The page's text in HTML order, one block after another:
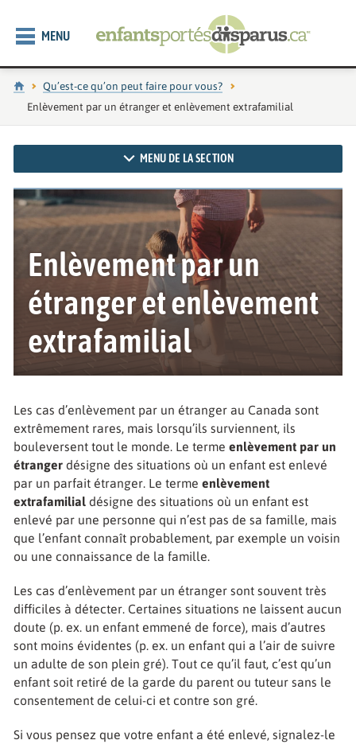
MENU
Accueil
Qu’est-ce qu’on peut faire pour vous?
Page actuelle :
Enlèvement par un étranger et enlèvement extrafamilial
MENU DE LA SECTION
Enlèvement par un
étranger et enlèvement
extrafamilial
Les cas d’enlèvement par un étranger au Canada sont
extrêmement rares, mais lorsqu’ils surviennent, ils
bouleversent tout le monde. Le termeenlèvement par un
étranger désigne des situations où un enfant est enlevé
par un parfait étranger. Le termeenlèvement
extrafamilial désigne des situations où un enfant est
enlevé par une personne qui n’est pas de sa famille, mais
que l’enfant connaît probablement, par exemple un voisin
ou une connaissance de la famille.
Les cas d’enlèvement par un étranger sont souvent très
difficiles à détecter. Certaines situations ne laissent aucun
doute (p. ex. un enfant emmené de force), mais d’autres
sont moins évidentes (p. ex. un enfant qui a l’air de suivre
un adulte de son plein gré). Tout ce qu’il faut, c’est qu’un
enfant soit retiré de la garde du parent ou tuteur sans le
consentement de celui-ci et contre son gré.
Si vous pensez que votre enfant a été enlevé, signalez-le